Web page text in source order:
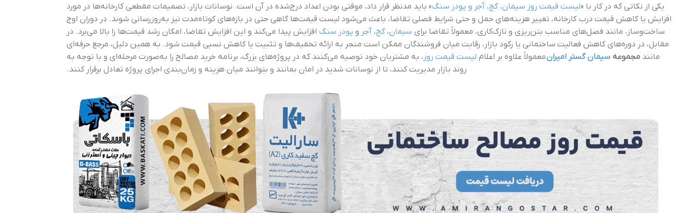
یکی از نکاتی که در کار با «لیست قیمت روز سیمان، گچ، آجر و پودر سنگ» باید مدنظر قرار داد، موقتی بودن اعداد درج‌شده در آن است. نوسانات بازار، تصمیمات مقطعی کارخانه‌ها در مورد
افزایش یا کاهش قیمت درب کارخانه، تغییر هزینه‌های حمل و حتی شرایط فصلی تقاضا، باعث می‌شود لیست قیمت‌ها گاهی حتی در بازه‌های کوتاه‌مدت نیز به‌روزرسانی شوند. در دوران اوج
ساخت‌وساز، مانند فصل‌های مناسب بتن‌ریزی و نازک‌کاری، معمولاً تقاضا برای سیمان،گچ، آجر و پودر سنگ افزایش پیدا می‌کند و این افزایش تقاضا، امکان رشد قیمت‌ها را بالا می‌برد. در
مقابل، در دوره‌های کاهش فعالیت ساختمانی یا رکود بازار، رقابت میان فروشندگان ممکن است منجر به ارائه تخفیف‌ها و تثبیت یا کاهش نسبی قیمت شود. به همین دلیل، مرجع حرفه‌ای
مانند مجموعه سیمان گستر امیرانمعمولاً علاوه بر اعلام لیست قیمت روز ، به مشتریان خود توصیه می‌کنند که در پروژه‌های بزرگ، برنامه خرید مصالح را به‌صورت مرحله‌ای و با توجه به
روند بازار مدیریت کنند، تا از نوسانات شدید در امان بمانند و بتوانند میان هزینه و زمان‌بندی اجرای پروژه تعادل برقرار کنند.